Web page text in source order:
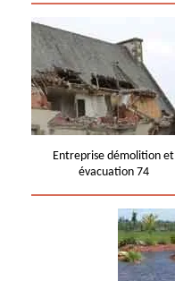
Entreprise démolition et
évacuation 74